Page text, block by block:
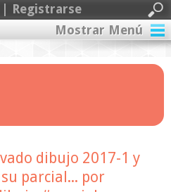
Registrarse
Mostrar Menú
dibujo 2017-1 y
parcial... por